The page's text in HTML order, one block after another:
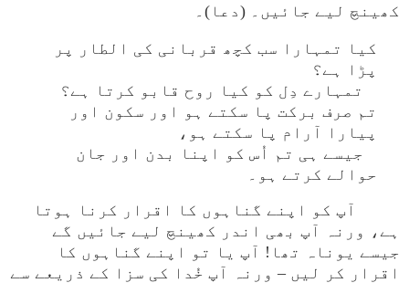
کھینچ لیے جائیں۔ (دعا)۔
کیا تمہارا سب کچھ قربانی کی الطار پر
پڑا ہے؟
تمہارے دِل کو کیا روح قابو کرتا ہے؟
تم صرف برکت پا سکتے ہو اور سکون اور
پیارا آرام پا سکتے ہو،
جیسے ہی تم اُس کو اپنا بدن اور جان
حوالے کرتے ہو۔
آپ کو اپنے گناہوں کا اقرار کرنا ہوتا
ہے، ورنہ آپ بھی اندر کھینچ لیے جائیں گے
جیسے یوناہ تھا! آپ یا تو اپنے گناہوں کا
اقرار کر لیں – ورنہ آپ خُدا کی سزا کے ذریعے سے